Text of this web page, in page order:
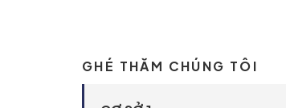
GHÉ THĂM CHÚNG TÔI